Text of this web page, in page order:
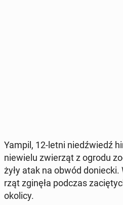
Yampil, 12-letni niedź­wiedź
nie­wie­lu zwie­rząt z ogrodu
ży­ły atak na obwód
rząt zginęła podczas
okolicy.